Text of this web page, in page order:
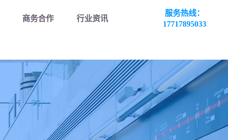
商务合作 行业资讯
服务热线：
17717895033